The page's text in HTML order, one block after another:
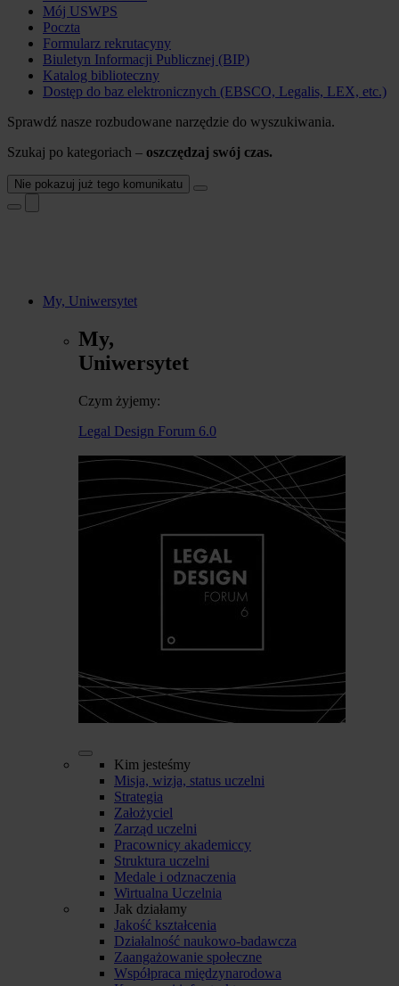
Mój USWPS
Poczta
Formularz rekrutacyny
Biuletyn Informacji Publicznej (BIP)
Katalog biblioteczny
Dostęp do baz elektronicznych (EBSCO, Legalis, LEX, etc.)
Sprawdź nasze rozbudowane narzędzie do wyszukiwania.
Szukaj po kategoriach – oszczędzaj swój czas.
Nie pokazuj już tego komunikatu
My, Uniwersytet
My,
Uniwersytet
Czym żyjemy:
Legal Design Forum 6.0
Kim jesteśmy
Misja, wizja, status uczelni
Strategia
Założyciel
Zarząd uczelni
Pracownicy akademiccy
Struktura uczelni
Medale i odznaczenia
Wirtualna Uczelnia
Jak działamy
Jakość kształcenia
Działalność naukowo-badawcza
Zaangażowanie społeczne
Współpraca międzynarodowa